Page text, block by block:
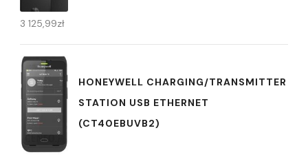
3 125,99zł
HONEYWELL CHARGING/TRANSMITTER
STATION USB ETHERNET
(CT40EBUVB2)